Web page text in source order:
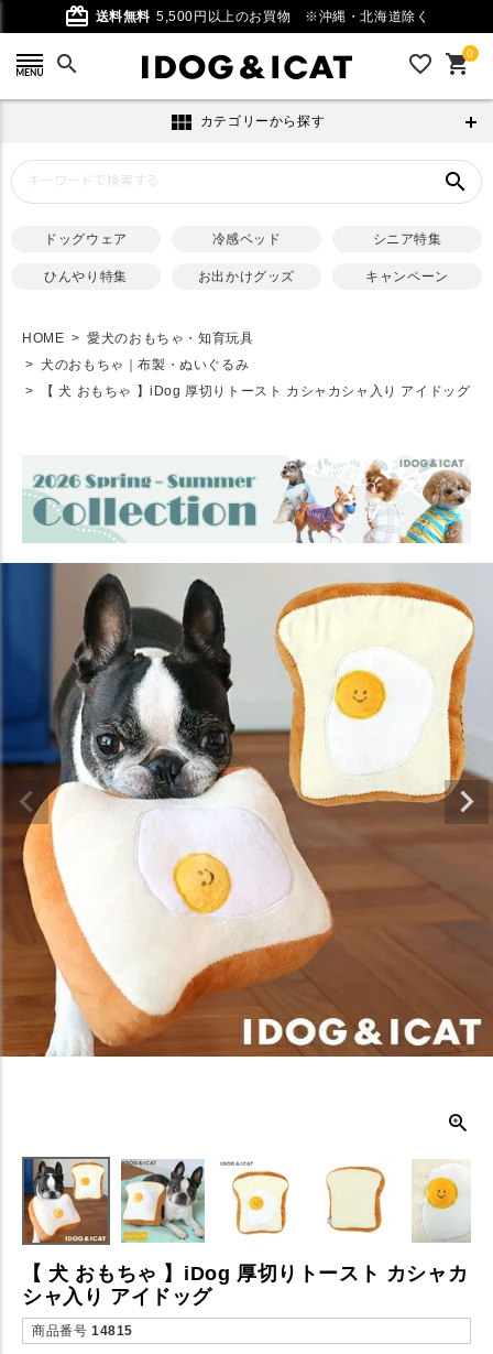
card_giftcard 送料無料 5,500円以上のお買物 ※沖縄・北海道除く
search favorite_outline 0
shopping_cart
view_module カテゴリーから探す
search
ドッグウェア 冷感ベッド シニア特集
ひんやり特集 お出かけグッズ キャンペーン
HOME
愛犬のおもちゃ・知育玩具
犬のおもちゃ｜布製・ぬいぐるみ
【 犬 おもちゃ 】iDog 厚切りトースト カシャカシャ入り アイドッグ
【 犬 おもちゃ 】iDog 厚切りトースト カシャカ
シャ入り アイドッグ
商品番号 14815